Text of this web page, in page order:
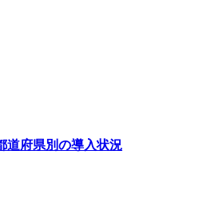
道府県別の導入状況